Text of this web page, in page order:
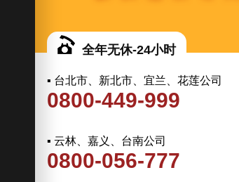
全年无休-24小时
▪ 台北市、新北市、宜兰、花莲公司
0800-449-999
▪ 云林、嘉义、台南公司
0800-056-777